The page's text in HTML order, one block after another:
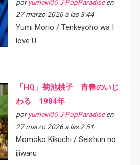
por yumeki05 J-PopParadiseen
27 marzo 2026 a las 3:44
Yumi Morio / Tenkeyoho wa I
love U
「HQ」菊池桃子 青春のいじ
わる 1984年
por yumeki05 J-PopParadiseen
27 marzo 2026 a las 2:51
Momoko Kikuchi / Seishun no
ijiwaru